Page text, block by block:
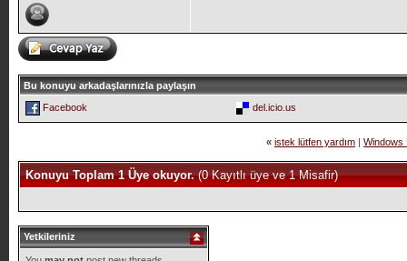
Bu konuyu arkadaşlarınızla paylaşın
Facebook
del.icio.us
« istek lütfen yardım| Windows
Konuyu Toplam 1 Üye okuyor.(0 Kayıtlı üye ve 1 Misafir)
Yetkileriniz